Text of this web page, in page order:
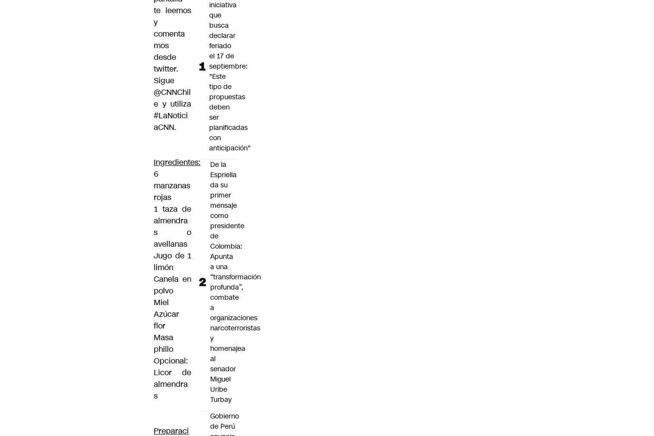
te leemos
y
comenta
mos
desde
twitter.
Sigue
@CNNChil
e y utiliza
#LaNotici
aCNN.
Ingredientes:
6
manzanas
rojas
1 taza de
almendra
s o
avellanas
Jugo de 1
limón
Canela en
polvo
Miel
Azúcar
flor
Masa
phillo
Opcional:
Licor de
almendra
s
Preparaci
iniciativa
que
busca
declarar
feriado
el 17 de
septiembre:
"Este
tipo de
propuestas
deben
ser
planificadas
con
anticipación"
De la
Espriella
da su
primer
mensaje
como
presidente
de
Colombia:
Apunta
a una
“transformación
profunda”,
combate
a
organizaciones
narcoterroristas
y
homenajea
al
senador
Miguel
Uribe
Turbay
Gobierno
de Perú